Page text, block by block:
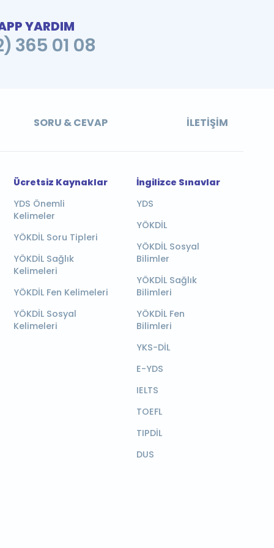
YARDIM
365 01 08
SORU & CEVAP İLETIŞIM
Ücretsiz Kaynaklar
YDS Önemli
Kelimeler
YÖKDİL Soru Tipleri
YÖKDİL Sağlık
Kelimeleri
YÖKDİL Fen Kelimeleri
YÖKDİL Sosyal
Kelimeleri
İngilizce Sınavlar
YDS
YÖKDİL
YÖKDİL Sosyal
Bilimler
YÖKDİL Sağlık
Bilimleri
YÖKDİL Fen
Bilimleri
YKS-DİL
E-YDS
IELTS
TOEFL
TIPDİL
DUS